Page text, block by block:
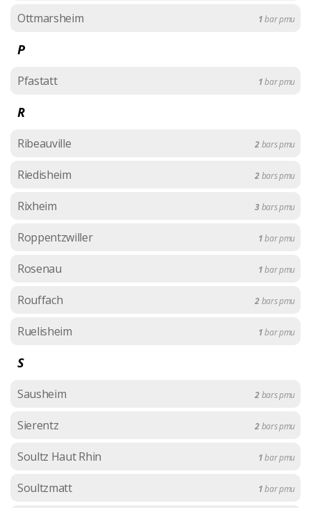
Ottmarsheim 1bar pmu
P
Pfastatt 1bar pmu
R
Ribeauville 2bars pmu
Riedisheim 2bars pmu
Rixheim 3bars pmu
Roppentzwiller 1bar pmu
Rosenau 1bar pmu
Rouffach 2bars pmu
Ruelisheim 1bar pmu
S
Sausheim 2bars pmu
Sierentz 2bars pmu
Soultz Haut Rhin 1bar pmu
Soultzmatt 1bar pmu